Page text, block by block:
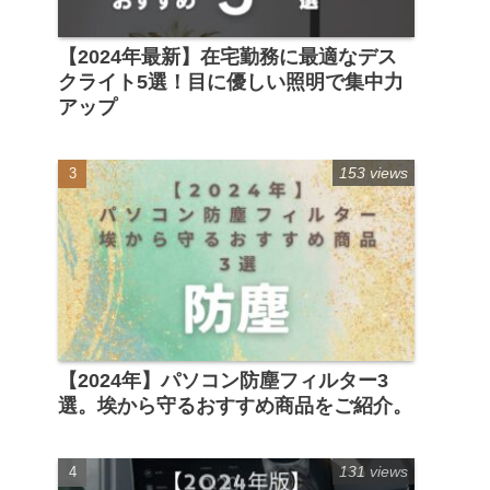
【2024年最新】在宅勤務に最適なデス
クライト5選！目に優しい照明で集中力
アップ
【2024年】パソコン防塵フィルター3
選。埃から守るおすすめ商品をご紹介。
153 views
131 views